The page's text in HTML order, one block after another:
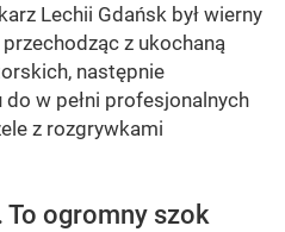
Lechii Gdańsk był wierny
z ukochaną
następnie
w pełni profesjonalnych
z rozgrywkami
To ogromny szok